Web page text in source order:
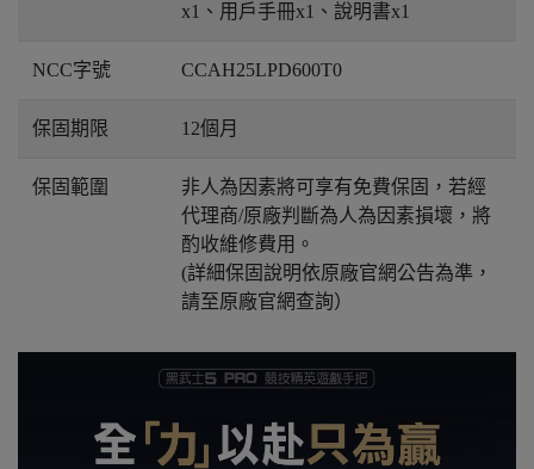
x1、用戶手冊x1、說明書x1
NCC字號 CCAH25LPD600T0
保固期限 12個月
保固範圍
非人為因素將可享有免費保固，若經
代理商/原廠判斷為人為因素損壞，將
酌收維修費用。
(詳細保固說明依原廠官網公告為準，
請至原廠官網查詢）